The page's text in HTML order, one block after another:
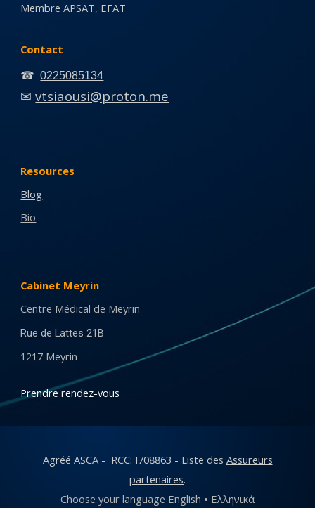
MembreAPSAT, EFAT
Contact
☎ 0225085134
✉vtsiaousi@proton.me
Resources
Blog
Bio
Cabinet Meyrin
Centre Médical de Meyrin
Rue de Lattes 21B
1217 Meyrin
Prendre rendez-vous
Agréé ASCA - RCC: I708863 - Liste des Assureurs
partenaires.
Choose your language English • Ελληνικά